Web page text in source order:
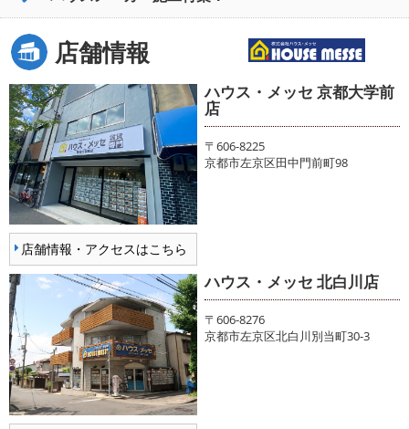
店舗情報
店舗情報・アクセスはこちら
ハウス・メッセ 京都大学前
店
〒606-8225
京都市左京区田中門前町98
ハウス・メッセ 北白川店
〒606-8276
京都市左京区北白川別当町30-3